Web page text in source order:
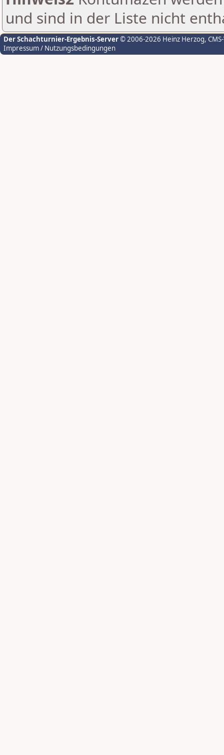
und sind in der Liste nicht
Der Schachturnier-Ergebnis-Server© 2006-2026 Heinz Herzog,
Impressum / Nutzungsbedingungen